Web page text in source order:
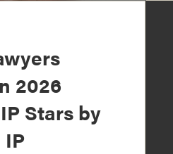
2026
Stars by